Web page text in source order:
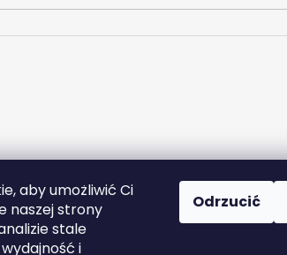
aby umożliwić Ci
naszej strony
stale
i
Odrzucić
Edytuj ustawienia plików cookie